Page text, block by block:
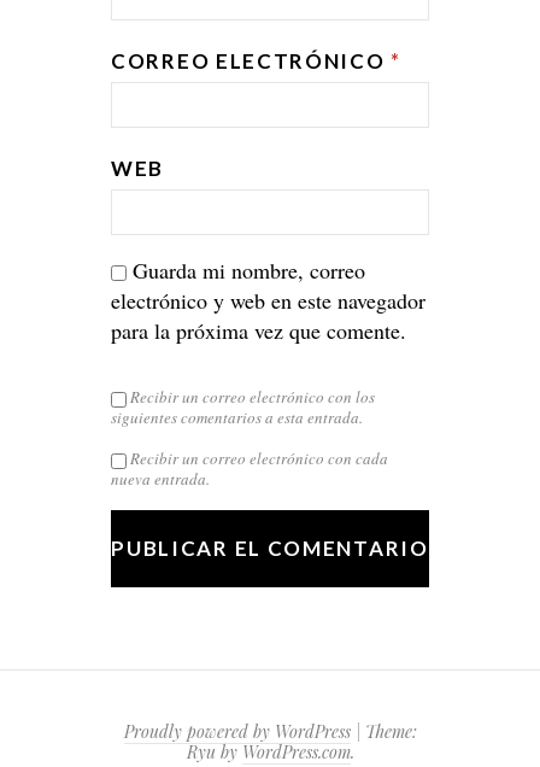
CORREO ELECTRÓNICO *
WEB
Guarda mi nombre, correo
electrónico y web en este navegador
para la próxima vez que comente.
Recibir un correo electrónico con los
siguientes comentarios a esta entrada.
Recibir un correo electrónico con cada
nueva entrada.
Proudly powered by WordPress
Theme:
Ryu byWordPress.com.